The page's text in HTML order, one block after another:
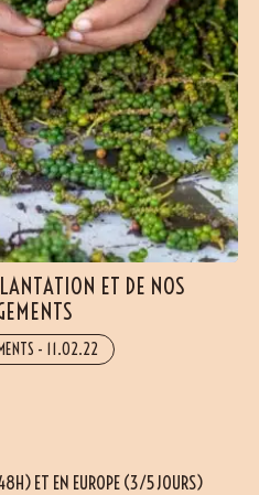
ET DE NOS
- 11.02.22
ET EN EUROPE (3/5 JOURS)